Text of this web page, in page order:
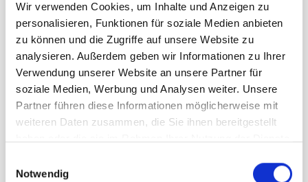
Wir verwenden Cookies, um Inhalte und Anzeigen zu
personalisieren, Funktionen für soziale Medien anbieten
zu können und die Zugriffe auf unsere Website zu
analysieren. Außerdem geben wir Informationen zu Ihrer
Verwendung unserer Website an unsere Partner für
soziale Medien, Werbung und Analysen weiter. Unsere
Partner führen diese Informationen möglicherweise mit
weiteren Daten zusammen, die Sie ihnen bereitgestellt
Notwendig
8,5m² Thermosublimationsdruck für das Dach des
GYBE Event Tent 10Feet.